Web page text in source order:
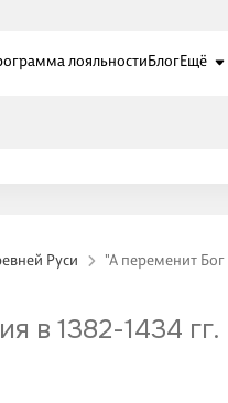
лояльностиБлогЕщё
Руси "А переменит
в 1382-1434 гг.